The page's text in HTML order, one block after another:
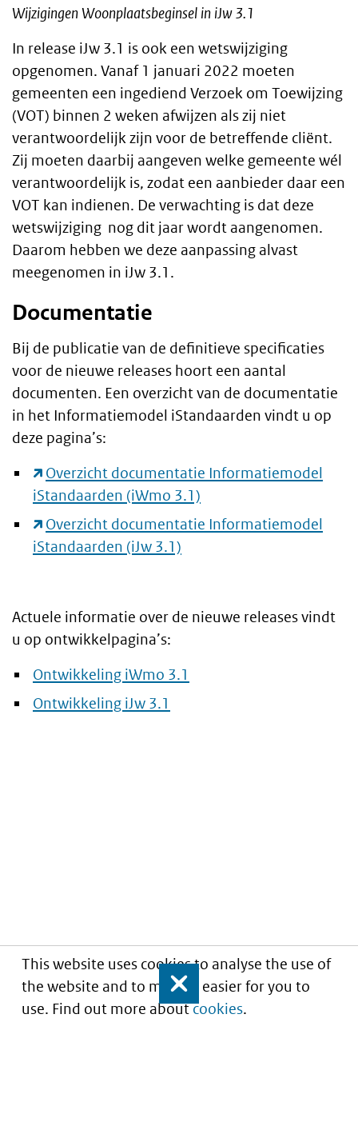
This website uses cookies to analyse the use of
the website and to make it easier for you to
use. Find out more aboutcookies.
Close
Wijzigingen Woonplaatsbeginsel in iJw 3.1
In release iJw 3.1 is ook een wetswijziging
opgenomen. Vanaf 1 januari 2022 moeten
gemeenten een ingediend Verzoek om Toewijzing
(VOT) binnen 2 weken afwijzen als zij niet
verantwoordelijk zijn voor de betreffende cliënt.
Zij moeten daarbij aangeven welke gemeente wél
verantwoordelijk is, zodat een aanbieder daar een
VOT kan indienen. De verwachting is dat deze
wetswijziging nog dit jaar wordt aangenomen.
Daarom hebben we deze aanpassing alvast
meegenomen in iJw 3.1.
Documentatie
Bij de publicatie van de definitieve specificaties
voor de nieuwe releases hoort een aantal
documenten. Een overzicht van de documentatie
in het Informatiemodel iStandaarden vindt u op
deze pagina’s:
Overzicht documentatie Informatiemodel
iStandaarden (iWmo 3.1)
Overzicht documentatie Informatiemodel
iStandaarden (iJw 3.1)
Actuele informatie over de nieuwe releases vindt
u op ontwikkelpagina’s:
Ontwikkeling iWmo 3.1
Ontwikkeling iJw 3.1